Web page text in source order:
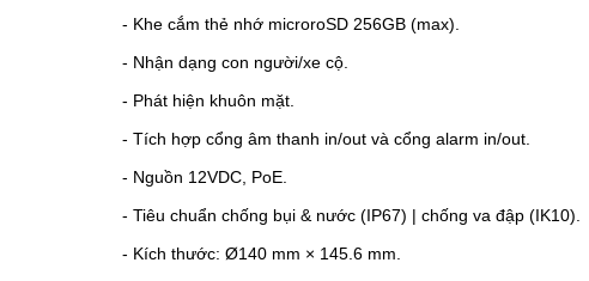
- Khe cắm thẻ nhớ microroSD 256GB (max).
- Nhận dạng con người/xe cộ.
- Phát hiện khuôn mặt.
- Tích hợp cổng âm thanh in/out và cổng alarm in/out.
- Nguồn 12VDC, PoE.
- Tiêu chuẩn chống bụi & nước (IP67) | chống va đập (IK10).
- Kích thước: Ø140 mm × 145.6 mm.